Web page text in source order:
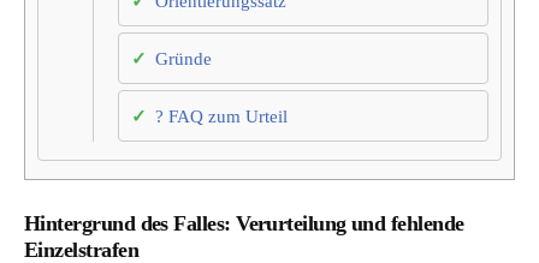
Gründe
? FAQ zum Urteil
Hintergrund des Falles: Verurteilung und fehlende
Einzelstrafen